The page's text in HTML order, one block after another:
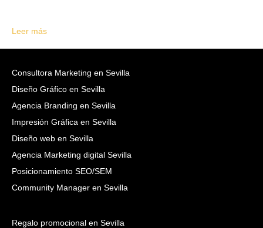
Leer más
Consultora Marketing en Sevilla
Diseño Gráfico en Sevilla
Agencia Branding en Sevilla
Impresión Gráfica en Sevilla
Diseño web en Sevilla
Agencia Marketing digital Sevilla
Posicionamiento SEO/SEM
Community Manager en Sevilla
Regalo promocional en Sevilla